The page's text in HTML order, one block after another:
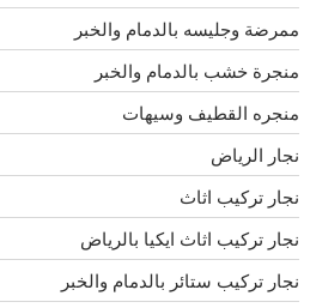
ممرضة وجليسه بالدمام والخبر
منجرة خشب بالدمام والخبر
منجره القطيف وسيهات
نجار الرياض
نجار تركيب اثاث
نجار تركيب اثاث ايكيا بالرياض
نجار تركيب ستائر بالدمام والخبر